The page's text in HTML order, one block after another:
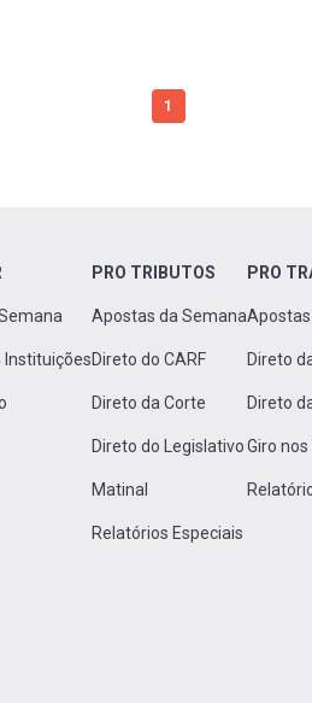
1
Instituições
PRO TRIBUTOS
Apostas da Semana
Direto do CARF
Direto da Corte
Direto do Legislativo
Matinal
Relatórios Especiais
PRO
Direto
Direto
Giro nos